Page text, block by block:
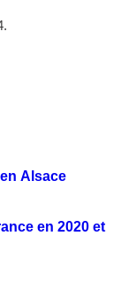
Alsace
en 2020 et